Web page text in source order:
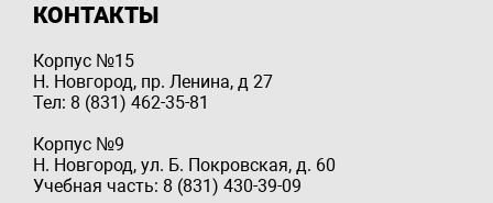
КОНТАКТЫ
Корпус №15
Н. Новгород, пр. Ленина, д 27
Тел: 8 (831) 462-35-81
Корпус №9
Н. Новгород, ул. Б. Покровская, д. 60
Учебная часть: 8 (831) 430-39-09